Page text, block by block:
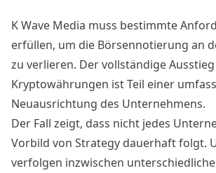
K Wave Media muss bestimmte
erfüllen, um die Börsennotierung an
zu verlieren. Der vollständige
Kryptowährungen ist Teil einer
Neuausrichtung des Unternehmens.
Der Fall zeigt, dass nicht jedes
Vorbild von Strategy dauerhaft folgt.
verfolgen inzwischen